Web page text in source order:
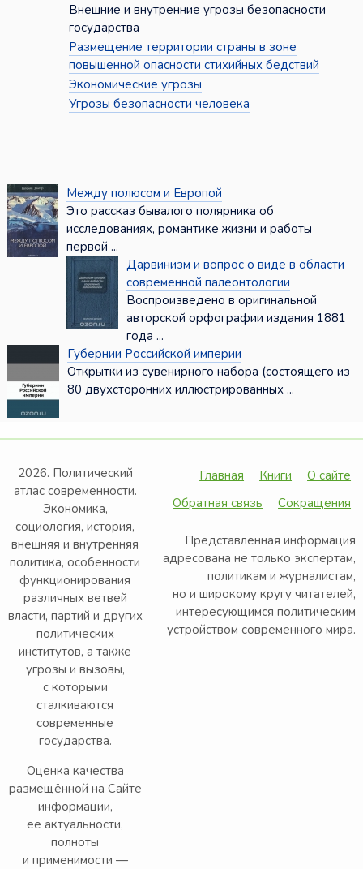
Внешние и внутренние угрозы безопасности
государства
Размещение территории страны в зоне
повышенной опасности стихийных бедствий
Экономические угрозы
Угрозы безопасности человека
Между полюсом и Европой
Это рассказ бывалого полярника об
исследованиях, романтике жизни и работы
первой ...
Дарвинизм и вопрос о виде в области
современной палеонтологии
Воспроизведено в оригинальной
авторской орфографии издания 1881
года ...
Губернии Российской империи
Открытки из сувенирного набора (состоящего из
80 двухсторонних иллюстрированных ...
2026. Политический
атлас современности.
Экономика,
социология, история,
внешняя и внутренняя
политика, особенности
функционирования
различных ветвей
власти, партий и других
политических
институтов, а также
угрозы и вызовы,
с которыми
сталкиваются
современные
государства.
Оценка качества
размещённой на Сайте
информации,
её актуальности,
полноты
и применимости —
Главная Книги
О сайте
Обратная связь
Сокращения
Представленная информация
адресована не только экспертам,
политикам и журналистам,
но и широкому кругу читателей,
интересующимся политическим
устройством современного мира.